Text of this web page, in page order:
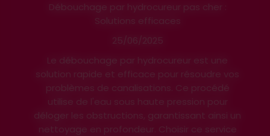
Débouchage par hydrocureur pas cher :
Solutions efficaces
25/06/2025
Le débouchage par hydrocureur est une
solution rapide et efficace pour résoudre vos
problèmes de canalisations. Ce procédé
utilise de l'eau sous haute pression pour
déloger les obstructions, garantissant ainsi un
nettoyage en profondeur. Choisir ce service